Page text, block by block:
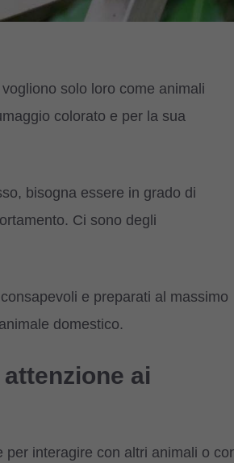
solo loro come animali
colorato e per la sua
bisogna essere in grado di
Ci sono degli
e preparati al massimo
domestico.
ai
interagire con altri animali o